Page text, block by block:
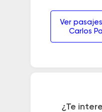
Ver
Carlos
¿Te